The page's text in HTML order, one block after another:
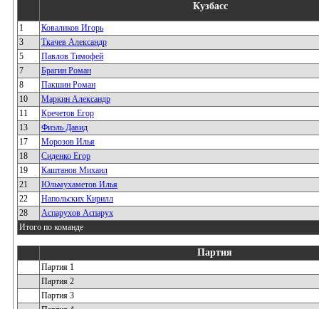
Кузбасс
1
Коваликов Игорь
3
Ткачев Александр
5
Павлов Тимофей
7
Брагин Роман
8
Пакшин Роман
10
Маркин Александр
11
Кречетов Егор
13
Фиэль Давид
17
Морозов Илья
18
Сиденко Егор
19
Каштанов Михаил
21
Юльмухаметов Илья
22
Напольских Кирилл
28
Аспарухов Аспарух
Итого по команде
Партия
Партия 1
Партия 2
Партия 3